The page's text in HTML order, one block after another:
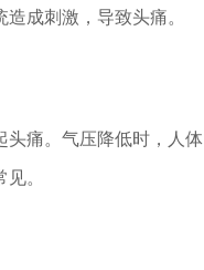
成刺激，导致头痛。
头痛。气压降低时，人体
。